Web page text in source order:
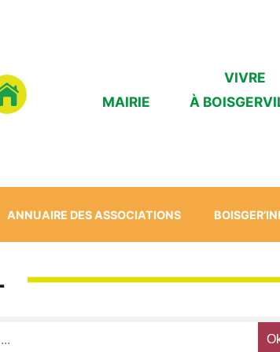
MAIRIE
VIVRE
À
ANNUAIRE DES ASSOCIATIONS